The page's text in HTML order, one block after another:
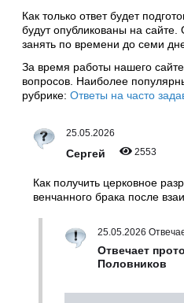
Как только ответ будет
будут опубликованы на
занять по времени до семи
За время работы нашего
вопросов. Наиболее
рубрике: Ответы на часто
25.05.2026
Сергей 2553
Как получить церковное
венчанного брака после
25.05.2026
Отвечает
Половников